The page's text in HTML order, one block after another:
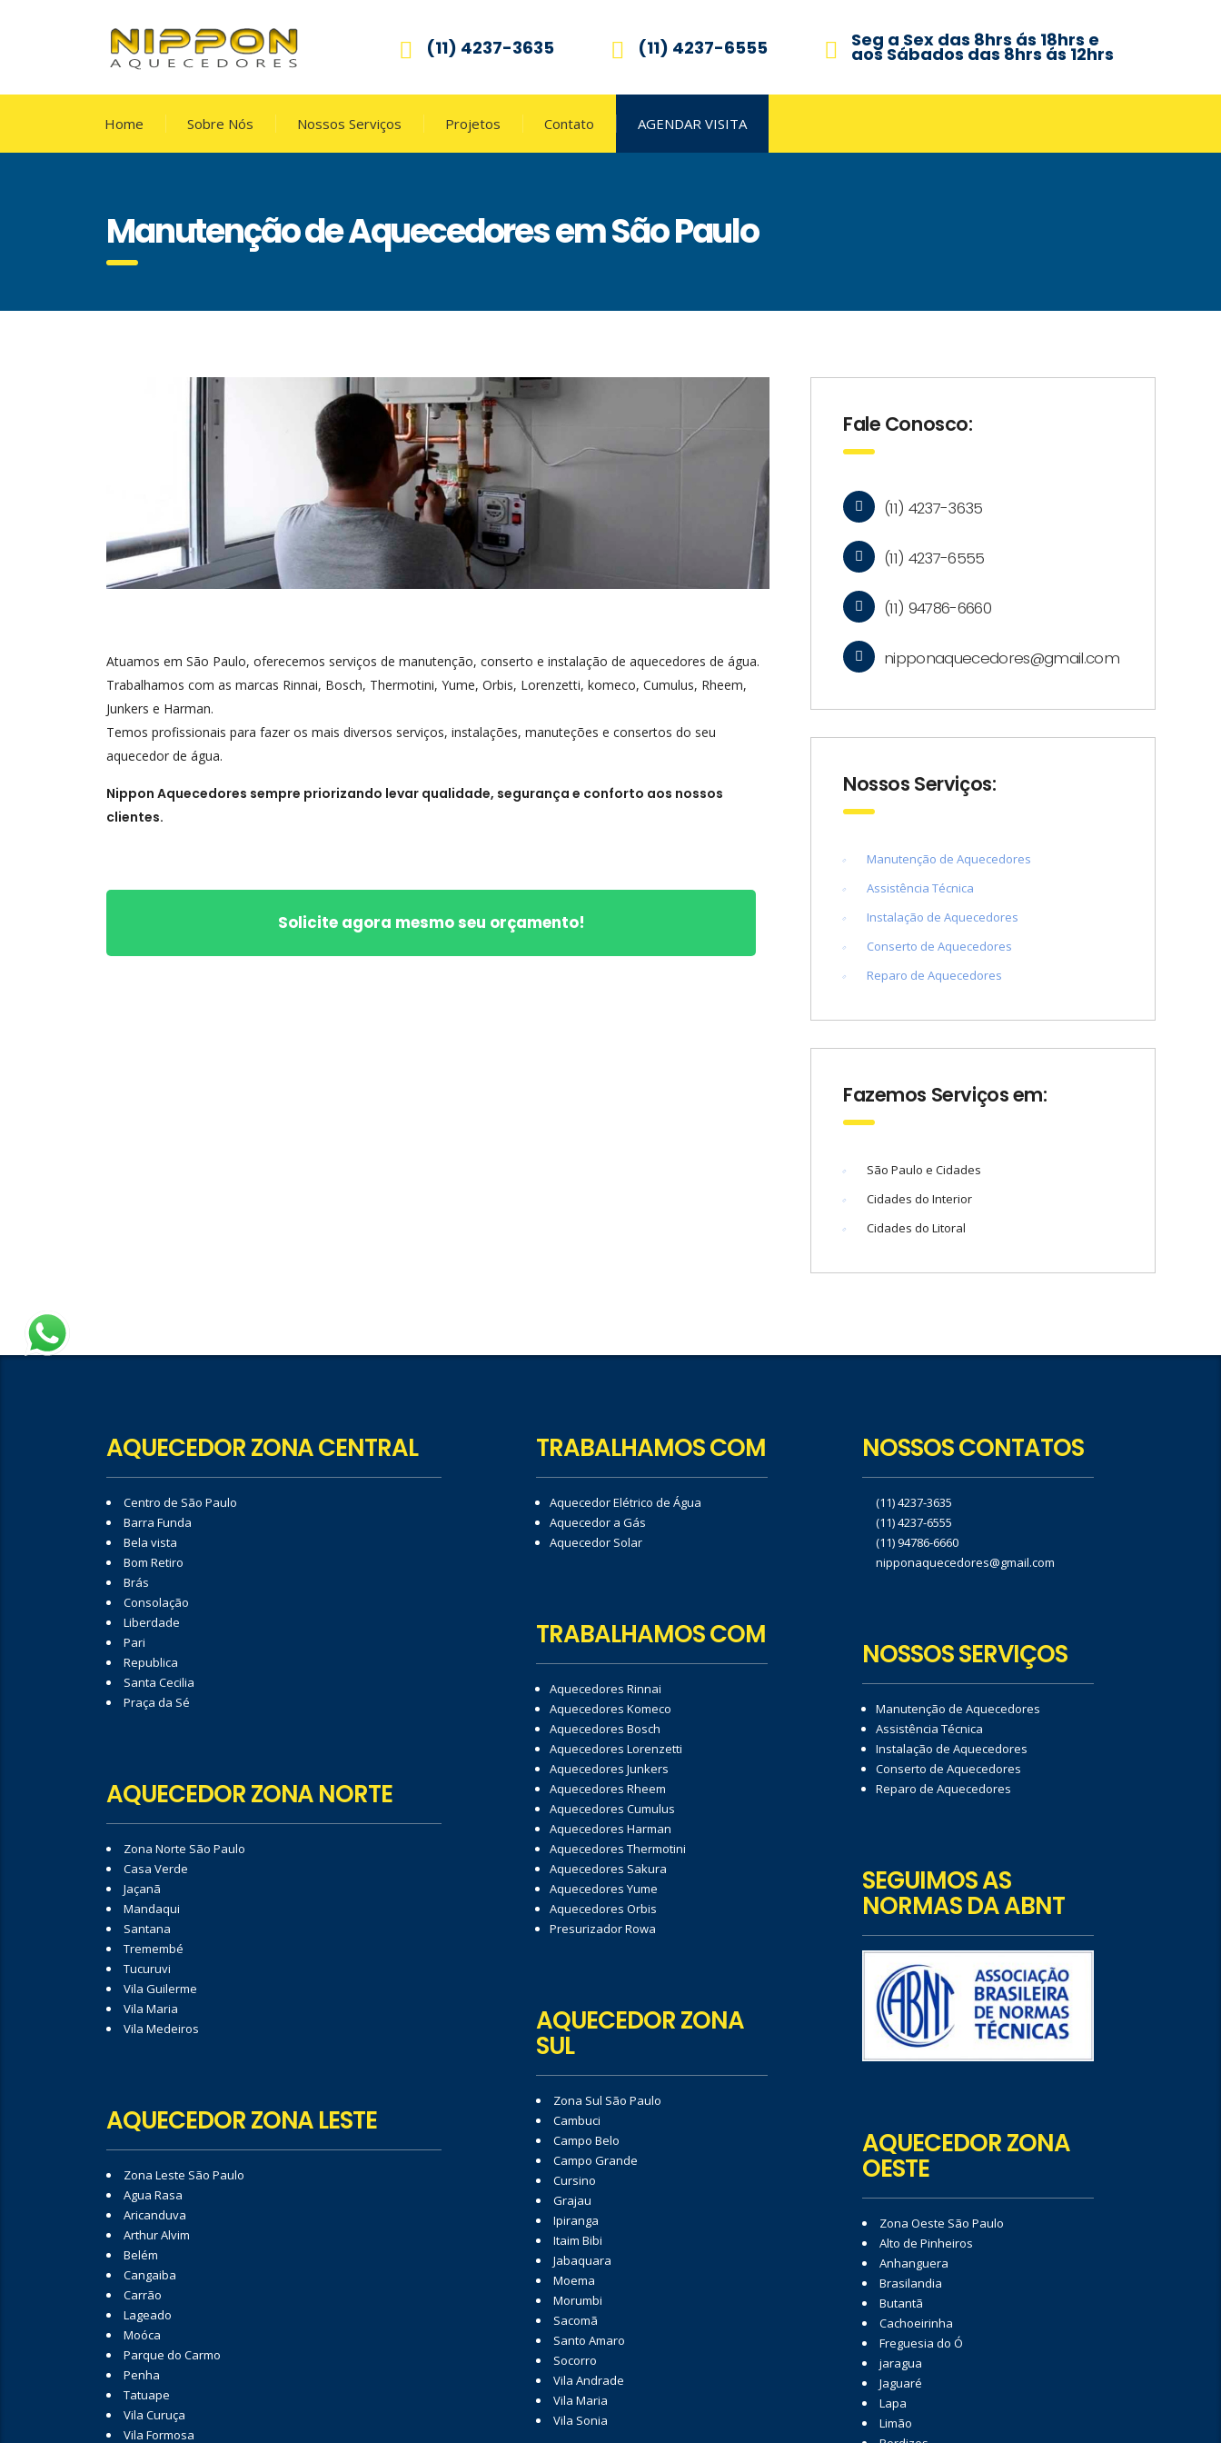
Seg a Sex das 8hrs ás 18hrs e
aos Sábados das 8hrs ás 12hrs
(11) 4237-6555
(11) 4237-3635
Home Sobre Nós Nossos Serviços Projetos Contato AGENDAR VISITA
Manutenção de Aquecedores em São Paulo
Atuamos em São Paulo, oferecemos serviços de manutenção, conserto e instalação de aquecedores de água.
Trabalhamos com as marcas Rinnai, Bosch, Thermotini, Yume, Orbis, Lorenzetti, komeco, Cumulus, Rheem,
Junkers e Harman.
Temos profissionais para fazer os mais diversos serviços, instalações, manuteções e consertos do seu
aquecedor de água.
Nippon Aquecedores sempre priorizando levar qualidade, segurança e conforto aos nossos
clientes.
Solicite agora mesmo seu orçamento!
Fale Conosco:
(11) 4237-3635
(11) 4237-6555
(11) 94786-6660
nipponaquecedores@gmail.com
Nossos Serviços:
Manutenção de Aquecedores
Assistência Técnica
Instalação de Aquecedores
Conserto de Aquecedores
Reparo de Aquecedores
Fazemos Serviços em:
São Paulo e Cidades
Cidades do Interior
Cidades do Litoral
AQUECEDOR ZONA CENTRAL
Centro de São Paulo
Barra Funda
Bela vista
Bom Retiro
Brás
Consolação
Liberdade
Pari
Republica
Santa Cecilia
Praça da Sé
AQUECEDOR ZONA NORTE
Zona Norte São Paulo
Casa Verde
Jaçanã
Mandaqui
Santana
Tremembé
Tucuruvi
Vila Guilerme
Vila Maria
Vila Medeiros
AQUECEDOR ZONA LESTE
Zona Leste São Paulo
Agua Rasa
Aricanduva
Arthur Alvim
Belém
Cangaiba
Carrão
Lageado
Moóca
Parque do Carmo
Penha
Tatuape
Vila Curuça
Vila Formosa
TRABALHAMOS COM
Aquecedor Elétrico de Água
Aquecedor a Gás
Aquecedor Solar
TRABALHAMOS COM
Aquecedores Rinnai
Aquecedores Komeco
Aquecedores Bosch
Aquecedores Lorenzetti
Aquecedores Junkers
Aquecedores Rheem
Aquecedores Cumulus
Aquecedores Harman
Aquecedores Thermotini
Aquecedores Sakura
Aquecedores Yume
Aquecedores Orbis
Presurizador Rowa
AQUECEDOR ZONA
SUL
Zona Sul São Paulo
Cambuci
Campo Belo
Campo Grande
Cursino
Grajau
Ipiranga
Itaim Bibi
Jabaquara
Moema
Morumbi
Sacomã
Santo Amaro
Socorro
Vila Andrade
Vila Maria
Vila Sonia
NOSSOS CONTATOS
(11) 4237-3635
(11) 4237-6555
(11) 94786-6660
nipponaquecedores@gmail.com
NOSSOS SERVIÇOS
Manutenção de Aquecedores
Assistência Técnica
Instalação de Aquecedores
Conserto de Aquecedores
Reparo de Aquecedores
SEGUIMOS AS
NORMAS DA ABNT
AQUECEDOR ZONA
OESTE
Zona Oeste São Paulo
Alto de Pinheiros
Anhanguera
Brasilandia
Butantã
Cachoeirinha
Freguesia do Ó
jaragua
Jaguaré
Lapa
Limão